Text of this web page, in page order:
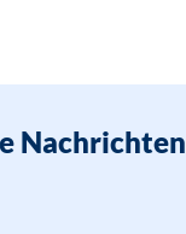
Nachrichten